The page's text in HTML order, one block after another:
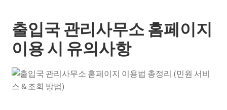
출입국 관리사무소 홈페이지
이용 시 유의사항